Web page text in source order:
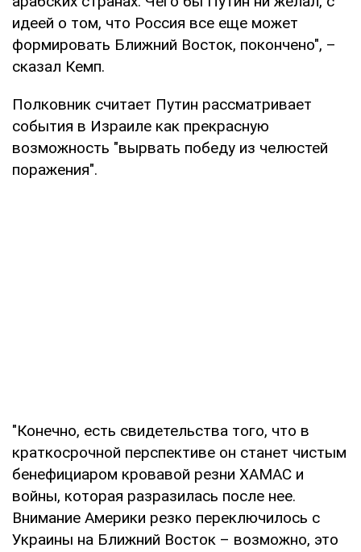
идеей о том, что Россия все еще может
формировать Ближний Восток, покончено", –
сказал Кемп.
Полковник считает Путин рассматривает
события в Израиле как прекрасную
возможность "вырвать победу из челюстей
поражения".
"Конечно, есть свидетельства того, что в
краткосрочной перспективе он станет чистым
бенефициаром кровавой резни ХАМАС и
войны, которая разразилась после нее.
Внимание Америки резко переключилось с
Украины на Ближний Восток – возможно, это